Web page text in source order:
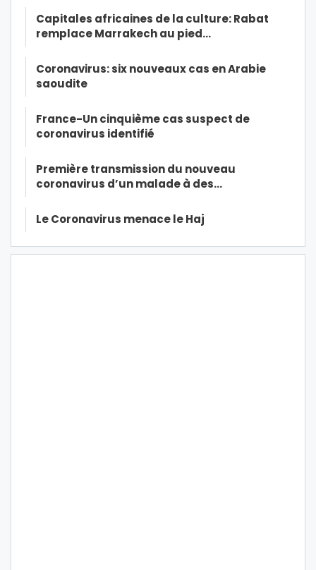
Capitales africaines de la culture: Rabat
remplace Marrakech au pied…
Coronavirus: six nouveaux cas en Arabie
saoudite
France-Un cinquième cas suspect de
coronavirus identifié
Première transmission du nouveau
coronavirus d’un malade à des…
Le Coronavirus menace le Haj